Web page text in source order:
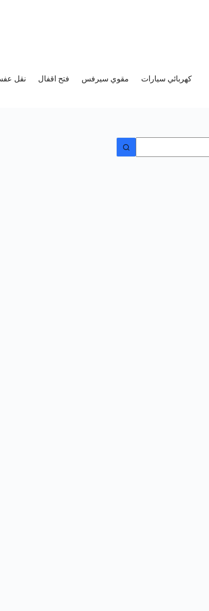
كهربائي سيارات مقوي سيرفس فتح اقفال نقل